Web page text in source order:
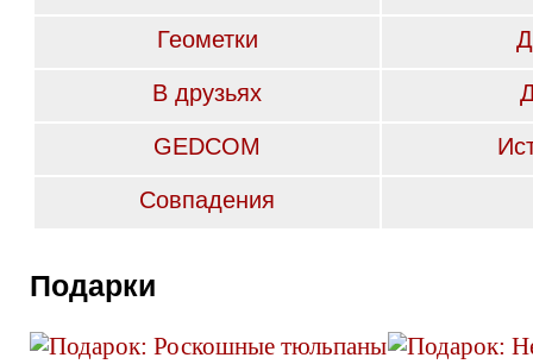
Геометки
В друзьях
GEDCOM
Совпадения
Подарки